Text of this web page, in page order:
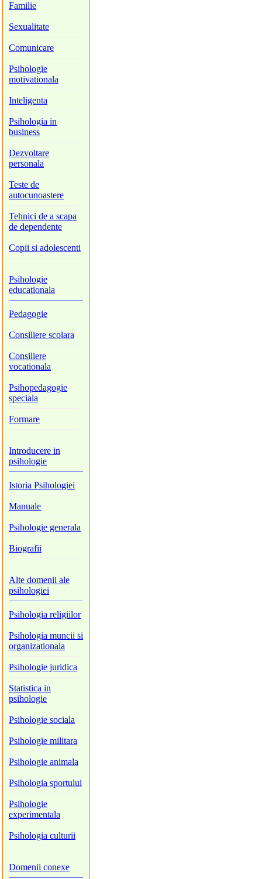
Familie
Sexualitate
Comunicare
Psihologie
motivationala
Inteligenta
Psihologia in
business
Dezvoltare
personala
Teste de
autocunoastere
Tehnici de a scapa
de dependente
Copii si adolescenti
Psihologie
educationala
Pedagogie
Consiliere scolara
Consiliere
vocationala
Psihopedagogie
speciala
Formare
Introducere in
psihologie
Istoria Psihologiei
Manuale
Psihologie generala
Biografii
Alte domenii ale
psihologiei
Psihologia religiilor
Psihologia muncii si
organizationala
Psihologie juridica
Statistica in
psihologie
Psihologie sociala
Psihologie militara
Psihologie animala
Psihologia sportului
Psihologie
experimentala
Psihologia culturii
Domenii conexe